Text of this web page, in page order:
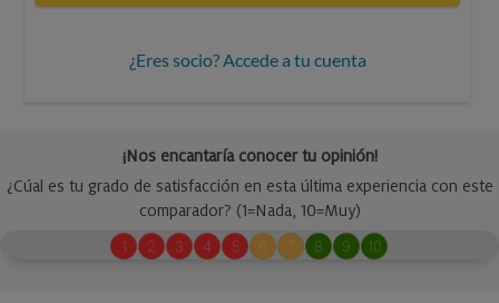
¿Eres socio? Accede a tu cuenta